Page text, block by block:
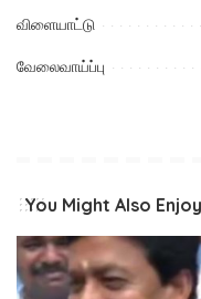
விளையாட்டு
வேலைவாய்ப்பு
You Might Also Enjoy